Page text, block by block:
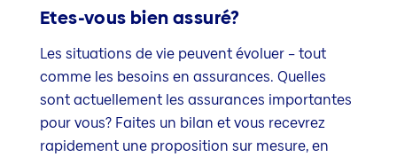
Etes-vous bien assuré?
Les situations de vie peuvent évoluer – tout
comme les besoins en assurances. Quelles
sont actuellement les assurances importantes
pour vous? Faites un bilan et vous recevrez
rapidement une proposition sur mesure, en